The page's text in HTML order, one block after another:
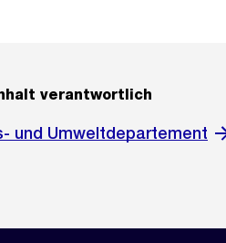
verantwortlich
und Umweltdepartement